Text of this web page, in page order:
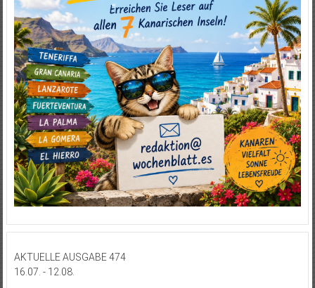
AKTUELLE AUSGABE 474
16.07. - 12.08.